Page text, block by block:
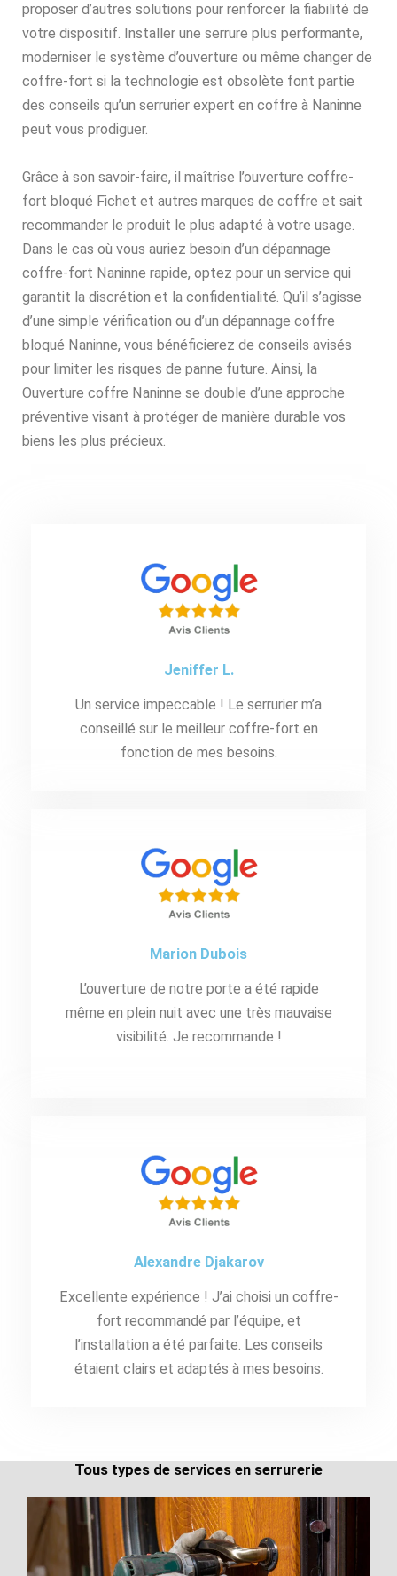
proposer d’autres solutions pour renforcer la fiabilité de
votre dispositif. Installer une serrure plus performante,
moderniser le système d’ouverture ou même changer de
coffre-fort si la technologie est obsolète font partie
des conseils qu’un serrurier expert en coffre à Naninne
peut vous prodiguer.
Grâce à son savoir-faire, il maîtrise l’ouverture coffre-
fort bloqué Fichet et autres marques de coffre et sait
recommander le produit le plus adapté à votre usage.
Dans le cas où vous auriez besoin d’un dépannage
coffre-fort Naninne rapide, optez pour un service qui
garantit la discrétion et la confidentialité. Qu’il s’agisse
d’une simple vérification ou d’un dépannage coffre
bloqué Naninne, vous bénéficierez de conseils avisés
pour limiter les risques de panne future. Ainsi, la
Ouverture coffre Naninne se double d’une approche
préventive visant à protéger de manière durable vos
biens les plus précieux.
Jeniffer L.
Un service impeccable ! Le serrurier m’a
conseillé sur le meilleur coffre-fort en
fonction de mes besoins.
Marion Dubois
L’ouverture de notre porte a été rapide
même en plein nuit avec une très mauvaise
visibilité. Je recommande !
Alexandre Djakarov
Excellente expérience ! J’ai choisi un coffre-
fort recommandé par l’équipe, et
l’installation a été parfaite. Les conseils
étaient clairs et adaptés à mes besoins.
Tous types de services en serrurerie